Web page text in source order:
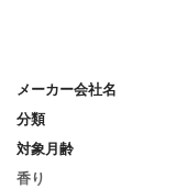
メーカー会社名
分類
対象月齢
香り